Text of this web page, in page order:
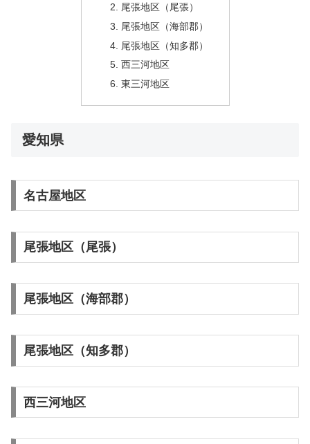
尾張地区（尾張）
尾張地区（海部郡）
尾張地区（知多郡）
西三河地区
東三河地区
愛知県
名古屋地区
尾張地区（尾張）
尾張地区（海部郡）
尾張地区（知多郡）
西三河地区